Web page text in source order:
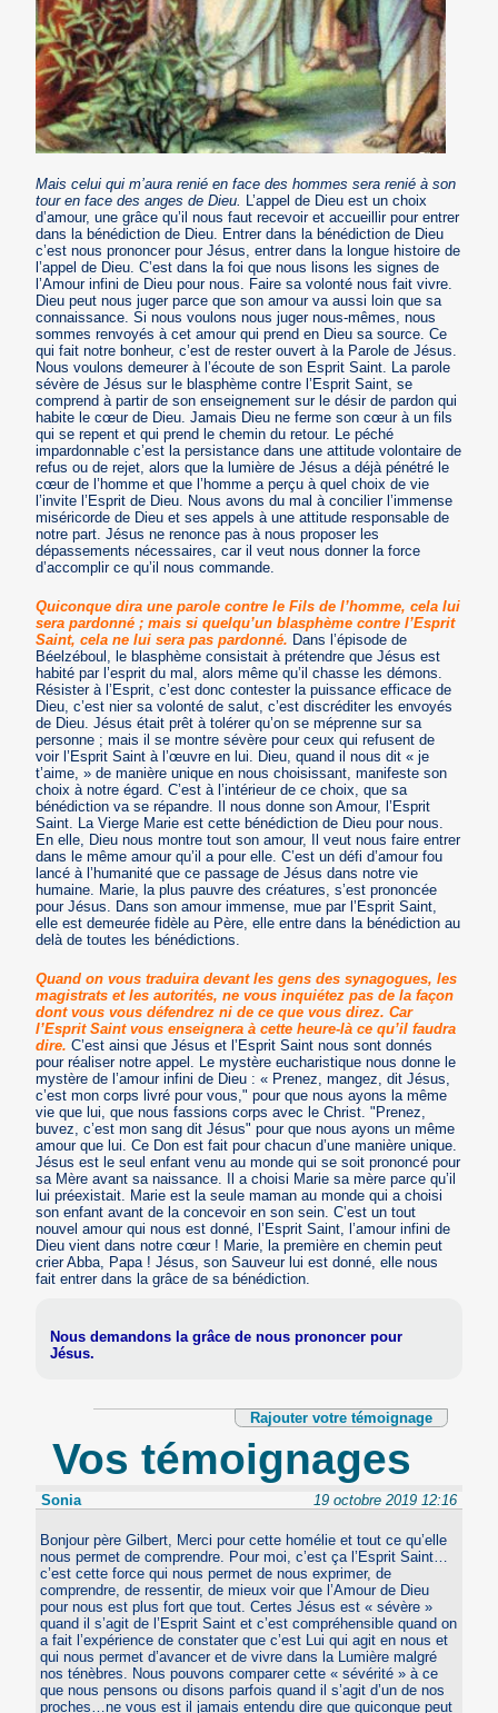
Mais celui qui m’aura renié en face des hommes sera renié à son
tour en face des anges de Dieu. L’appel de Dieu est un choix
d’amour, une grâce qu’il nous faut recevoir et accueillir pour entrer
dans la bénédiction de Dieu. Entrer dans la bénédiction de Dieu
c’est nous prononcer pour Jésus, entrer dans la longue histoire de
l’appel de Dieu. C’est dans la foi que nous lisons les signes de
l’Amour infini de Dieu pour nous. Faire sa volonté nous fait vivre.
Dieu peut nous juger parce que son amour va aussi loin que sa
connaissance. Si nous voulons nous juger nous-mêmes, nous
sommes renvoyés à cet amour qui prend en Dieu sa source. Ce
qui fait notre bonheur, c’est de rester ouvert à la Parole de Jésus.
Nous voulons demeurer à l’écoute de son Esprit Saint. La parole
sévère de Jésus sur le blasphème contre l’Esprit Saint, se
comprend à partir de son enseignement sur le désir de pardon qui
habite le cœur de Dieu. Jamais Dieu ne ferme son cœur à un fils
qui se repent et qui prend le chemin du retour. Le péché
impardonnable c’est la persistance dans une attitude volontaire de
refus ou de rejet, alors que la lumière de Jésus a déjà pénétré le
cœur de l’homme et que l’homme a perçu à quel choix de vie
l’invite l’Esprit de Dieu. Nous avons du mal à concilier l’immense
miséricorde de Dieu et ses appels à une attitude responsable de
notre part. Jésus ne renonce pas à nous proposer les
dépassements nécessaires, car il veut nous donner la force
d’accomplir ce qu’il nous commande.
Quiconque dira une parole contre le Fils de l’homme, cela lui
sera pardonné ; mais si quelqu’un blasphème contre l’Esprit
Saint, cela ne lui sera pas pardonné. Dans l’épisode de
Béelzéboul, le blasphème consistait à prétendre que Jésus est
habité par l’esprit du mal, alors même qu’il chasse les démons.
Résister à l’Esprit, c’est donc contester la puissance efficace de
Dieu, c’est nier sa volonté de salut, c’est discréditer les envoyés
de Dieu. Jésus était prêt à tolérer qu’on se méprenne sur sa
personne ; mais il se montre sévère pour ceux qui refusent de
voir l’Esprit Saint à l’œuvre en lui. Dieu, quand il nous dit « je
t’aime, » de manière unique en nous choisissant, manifeste son
choix à notre égard. C’est à l’intérieur de ce choix, que sa
bénédiction va se répandre. Il nous donne son Amour, l’Esprit
Saint. La Vierge Marie est cette bénédiction de Dieu pour nous.
En elle, Dieu nous montre tout son amour, Il veut nous faire entrer
dans le même amour qu’il a pour elle. C’est un défi d’amour fou
lancé à l’humanité que ce passage de Jésus dans notre vie
humaine. Marie, la plus pauvre des créatures, s’est prononcée
pour Jésus. Dans son amour immense, mue par l’Esprit Saint,
elle est demeurée fidèle au Père, elle entre dans la bénédiction au
delà de toutes les bénédictions.
Quand on vous traduira devant les gens des synagogues, les
magistrats et les autorités, ne vous inquiétez pas de la façon
dont vous vous défendrez ni de ce que vous direz. Car
l’Esprit Saint vous enseignera à cette heure-là ce qu’il faudra
dire. C’est ainsi que Jésus et l’Esprit Saint nous sont donnés
pour réaliser notre appel. Le mystère eucharistique nous donne le
mystère de l’amour infini de Dieu : « Prenez, mangez, dit Jésus,
c’est mon corps livré pour vous," pour que nous ayons la même
vie que lui, que nous fassions corps avec le Christ. "Prenez,
buvez, c’est mon sang dit Jésus" pour que nous ayons un même
amour que lui. Ce Don est fait pour chacun d’une manière unique.
Jésus est le seul enfant venu au monde qui se soit prononcé pour
sa Mère avant sa naissance. Il a choisi Marie sa mère parce qu’il
lui préexistait. Marie est la seule maman au monde qui a choisi
son enfant avant de la concevoir en son sein. C’est un tout
nouvel amour qui nous est donné, l’Esprit Saint, l’amour infini de
Dieu vient dans notre cœur ! Marie, la première en chemin peut
crier Abba, Papa ! Jésus, son Sauveur lui est donné, elle nous
fait entrer dans la grâce de sa bénédiction.
Nous demandons la grâce de nous prononcer pour
Jésus.
Rajouter votre témoignage
Vos témoignages
Sonia 19 octobre 2019 12:16
Bonjour père Gilbert, Merci pour cette homélie et tout ce qu’elle
nous permet de comprendre. Pour moi, c’est ça l’Esprit Saint…
c’est cette force qui nous permet de nous exprimer, de
comprendre, de ressentir, de mieux voir que l’Amour de Dieu
pour nous est plus fort que tout. Certes Jésus est « sévère »
quand il s’agit de l’Esprit Saint et c’est compréhensible quand on
a fait l’expérience de constater que c’est Lui qui agit en nous et
qui nous permet d’avancer et de vivre dans la Lumière malgré
nos ténèbres. Nous pouvons comparer cette « sévérité » à ce
que nous pensons ou disons parfois quand il s’agit d’un de nos
proches…ne vous est il jamais entendu dire que quiconque peut